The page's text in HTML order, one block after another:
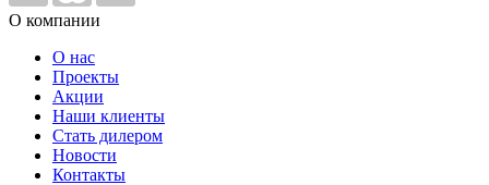
О компании
О нас
Проекты
Акции
Наши клиенты
Стать дилером
Новости
Контакты